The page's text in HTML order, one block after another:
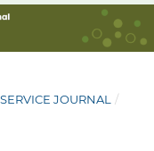
JOURNAL
/